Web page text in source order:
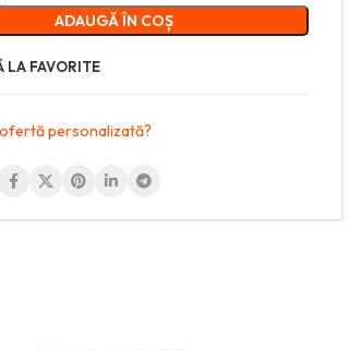
ADAUGĂ ÎN COȘ
LA FAVORITE
personalizată?